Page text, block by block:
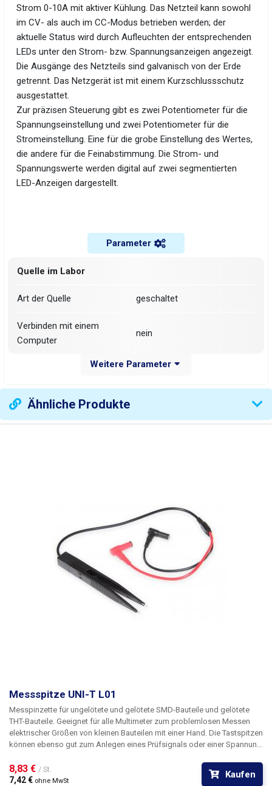
Strom 0-10A mit aktiver Kühlung. Das Netzteil kann sowohl
im CV- als auch im CC-Modus betrieben werden; der
aktuelle Status wird durch Aufleuchten der entsprechenden
LEDs unter den Strom- bzw. Spannungsanzeigen angezeigt.
Die Ausgänge des Netzteils sind galvanisch von der Erde
getrennt. Das Netzgerät ist mit einem Kurzschlussschutz
ausgestattet.
Zur präzisen Steuerung gibt es zwei Potentiometer für die
Spannungseinstellung und zwei Potentiometer für die
Stromeinstellung. Eine für die grobe Einstellung des Wertes,
die andere für die Feinabstimmung. Die Strom- und
Spannungswerte werden digital auf zwei segmentierten
LED-Anzeigen dargestellt.
Parameter
Quelle im Labor
Art der Quelle geschaltet
Verbinden mit einem
Computer
nein
Quellmodus
Spannung)CC
Strommessung
± 1 %
Restwelligkeit der Spannung < 0,5% Vout
< 0,5% Aout
Arbeitstemperatur
Versorgungsspannung 230V/50Hz
Höhe - Tiefe) [mm]
130-150-280 mm
Weitere Parameter
Ähnliche Produkte
Messspitze UNI-T L01
Messpinzette für ungelötete und gelötete SMD-Bauteile und gelötete
THT-Bauteile. Geeignet für alle Multimeter zum problemlosen Messen
elektrischer Größen von kleinen Bauteilen mit einer Hand. Die Tastspitzen
können ebenso gut zum Anlegen eines Prüfsignals oder einer Spannung
Prüfung von SMD-LEDs, insbesondere von in LED-Streifen eingelöteten
LEDs.
8,83 € / St.
7,42 € ohne MwSt
Kaufen